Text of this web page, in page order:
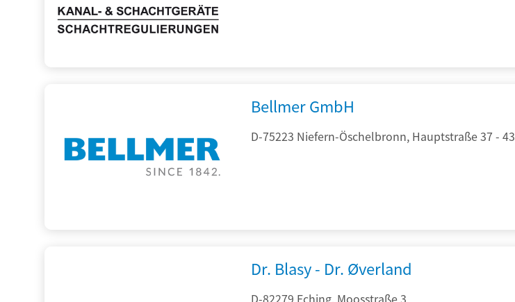
Bellmer GmbH
D-75223 Niefern-Öschelbronn, Hauptstraße 37 - 43
Dr. Blasy - Dr. Øverland